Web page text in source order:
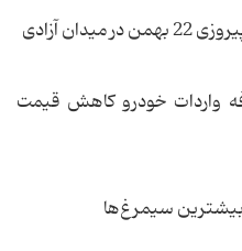
تعرفه واردات خودرو کاهش قیمت
بیشترین سیمرغ‌ها